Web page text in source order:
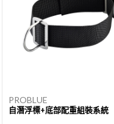
PROBLUE
自潛浮標+底部配重組裝系統